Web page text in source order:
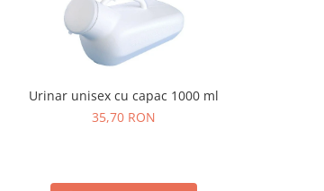
Urinar unisex cu capac 1000 ml
35,70 RON